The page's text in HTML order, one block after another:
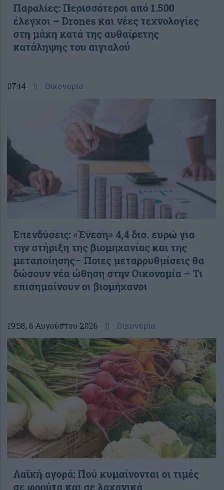
Παραλίες: Περισσότεροι από 1.500
έλεγχοι – Drones και νέες τεχνολογίες
στη μάχη κατά της αυθαίρετης
κατάληψης του αιγιαλού
07:14 || Οικονομία
Επενδύσεις: «Ένεση» 4,4 δισ. ευρώ για
την στήριξη της βιομηχανίας και της
μεταποίησης– Ποιες μεταρρυθμίσεις θα
δώσουν νέα ώθηση στην Οικονομία – Τι
επισημαίνουν οι βιομήχανοι
19:58, 6 Αυγούστου 2026 || Οικονομία
Λαϊκή αγορά: Πού κυμαίνονται οι τιμές
σε φρούτα και σε λαχανικά